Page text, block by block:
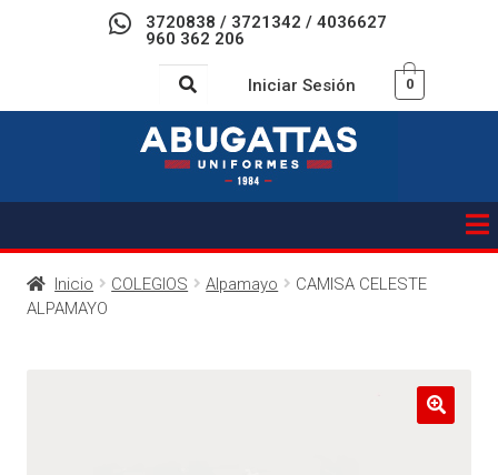
3720838 / 3721342 / 4036627
960 362 206
Iniciar Sesión 0
Inicio COLEGIOS Alpamayo
CAMISA CELESTE
ALPAMAYO